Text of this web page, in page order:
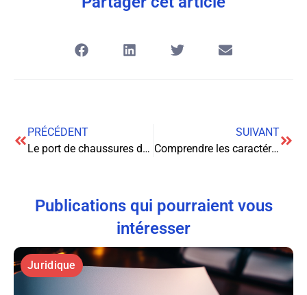
PRÉCÉDENT
Le port de chaussures de sécurité obligatoire : une exigence légale et essentielle pour la protection des travailleurs
SUIVANT
Comprendre les caractéristiques essentielles du contrat d’assurance
Publications qui pourraient vous
intéresser
Juridique